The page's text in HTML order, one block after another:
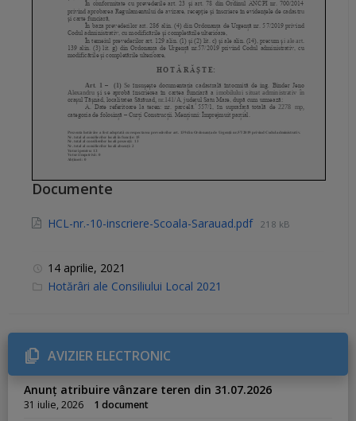
Documente
HCL-nr.-10-inscriere-Scoala-Sarauad.pdf 218 kB
14 aprilie, 2021
C
r
i
e
s
Hotărâri ale Consiliului Local 2021
AVIZIER ELECTRONIC
Anunț atribuire vânzare teren din 31.07.2026
31 iulie, 2026 1 document